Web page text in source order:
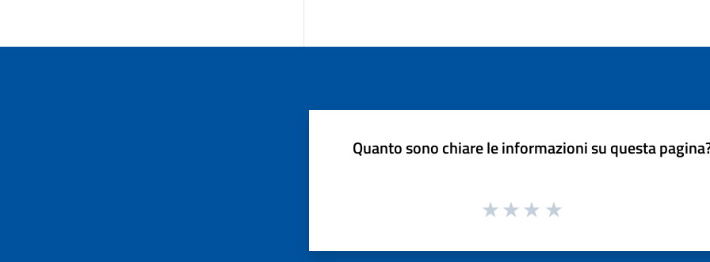
Quanto sono chiare le informazioni su questa